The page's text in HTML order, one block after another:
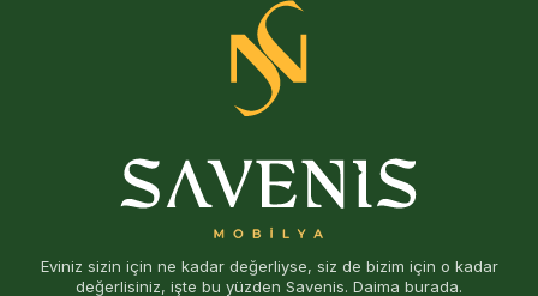
Eviniz sizin için ne kadar değerliyse, siz de bizim için o kadar
değerlisiniz, işte bu yüzden Savenis. Daima burada.